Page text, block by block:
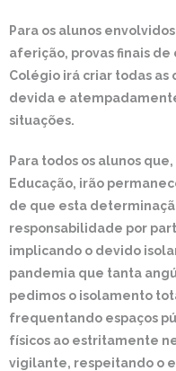
Para os alunos
aferição, provas finais de
Colégio irá criar todas as
devida e
situações.
Para todos os alunos
Educação, irão
de que esta
responsabilidade por
implicando o devido
pandemia que tanta
pedimos o isolamento
frequentando espaços
físicos ao estritamente
vigilante, respeitando o